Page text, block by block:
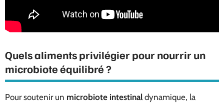
Quels aliments privilégier pour nourrir un
microbiote équilibré ?
Pour soutenir un microbiote intestinal dynamique, la